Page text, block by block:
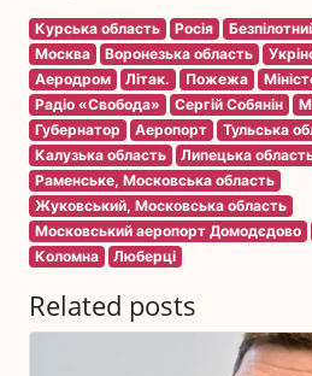
Курська область Росія
Москва
Воронезька область
Аеродром
Літак. Пожежа
Радіо «Свобода»
Сергій Собянін
Губернатор
Аеропорт Тульська
Калузька область
Липецька
Раменське, Московська область
Жуковський, Московська область
Московський аеропорт Домодєдово
Коломна
Люберці
Related posts